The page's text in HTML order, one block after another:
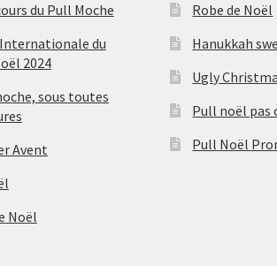
du Pull Moche
du
2024
sous toutes
Avent
Noël
Robe de Noël
Hanukkah
Ugly
Pull noël pas
Pull Noël